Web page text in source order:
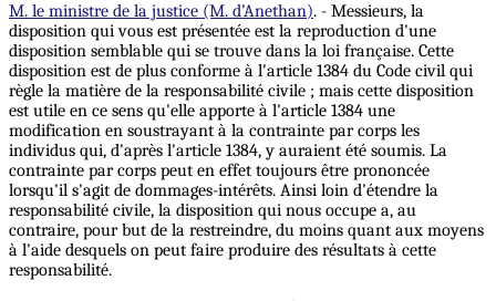
M. le ministre de la justice (M. d’Anethan). - Messieurs, la
disposition qui vous est présentée est la reproduction d'une
disposition semblable qui se trouve dans la loi française. Cette
disposition est de plus conforme à l'article 1384 du Code civil qui
règle la matière de la responsabilité civile ; mais cette disposition
est utile en ce sens qu'elle apporte à l'article 1384 une
modification en soustrayant à la contrainte par corps les
individus qui, d'après l'article 1384, y auraient été soumis. La
contrainte par corps peut en effet toujours être prononcée
lorsqu'il s'agit de dommages-intérêts. Ainsi loin d'étendre la
responsabilité civile, la disposition qui nous occupe a, au
contraire, pour but de la restreindre, du moins quant aux moyens
à l'aide desquels on peut faire produire des résultats à cette
responsabilité.